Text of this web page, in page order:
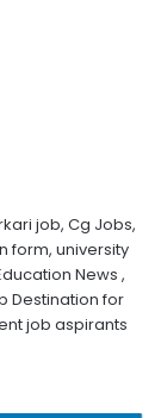
job, Cg Jobs,
form, university
News ,
Destination for
job aspirants